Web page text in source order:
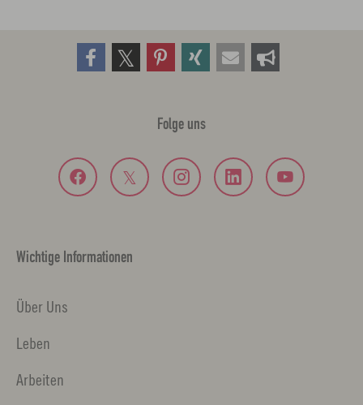
Folge uns
Wichtige Informationen
Über Uns
Leben
Arbeiten